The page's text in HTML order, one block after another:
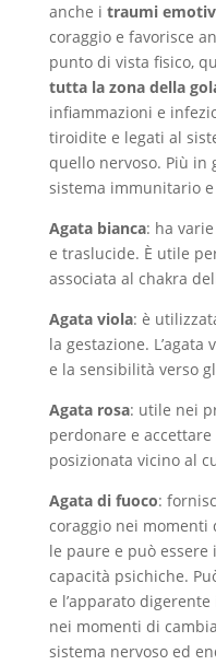
anche i traumi
coraggio e favorisce
punto di vista fisico,
tutta la zona della
infiammazioni e
tiroidite e legati al
quello nervoso. Più in
sistema immunitario
Agata bianca: ha
e traslucide. È utile
associata al chakra
Agata viola: è
la gestazione.
e la sensibilità verso
Agata rosa: utile nei
perdonare e
posizionata vicino al
Agata di fuoco:
coraggio nei momenti
le paure e può
capacità psichiche.
e l’apparato
nei momenti di
sistema nervoso ed